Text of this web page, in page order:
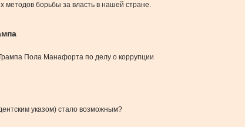
методов борьбы за власть в нашей стране.
Пола Манафорта по делу о коррупции
указом) стало возможным?